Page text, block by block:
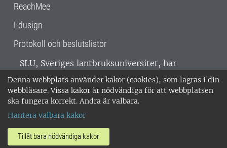
Denna webbplats använder kakor (cookies), som lagras i din
webbläsare. Vissa kakor är nödvändiga för att webbplatsen
ska fungera korrekt. Andra är valbara.
Hantera valbara kakor
Tillåt bara nödvändiga kakor
ReachMee
Edusign
Protokoll och beslutslistor
SLU, Sveriges lantbruksuniversitet, har
verksamhet över hela Sverige. Huvudorter är
Alnarp, Uppsala och Umeå.SLU är
miljöcertifierat enligt ISO 14001. •
018-67 10 00 • Org nr: 202100-2817 •
Om SLU:s webbplatser